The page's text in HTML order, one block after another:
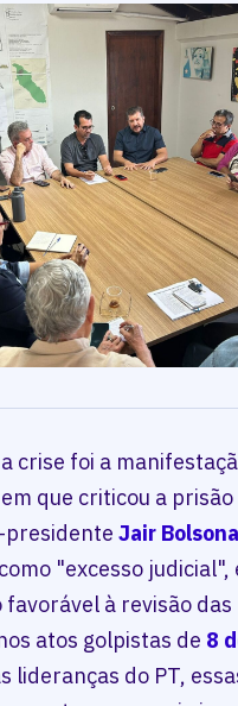
crise foi a
que criticou a prisão
presidente Jair
"excesso judicial",
à revisão das
atos golpistas de 8
lideranças do PT,